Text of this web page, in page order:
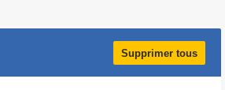
Supprimer tous